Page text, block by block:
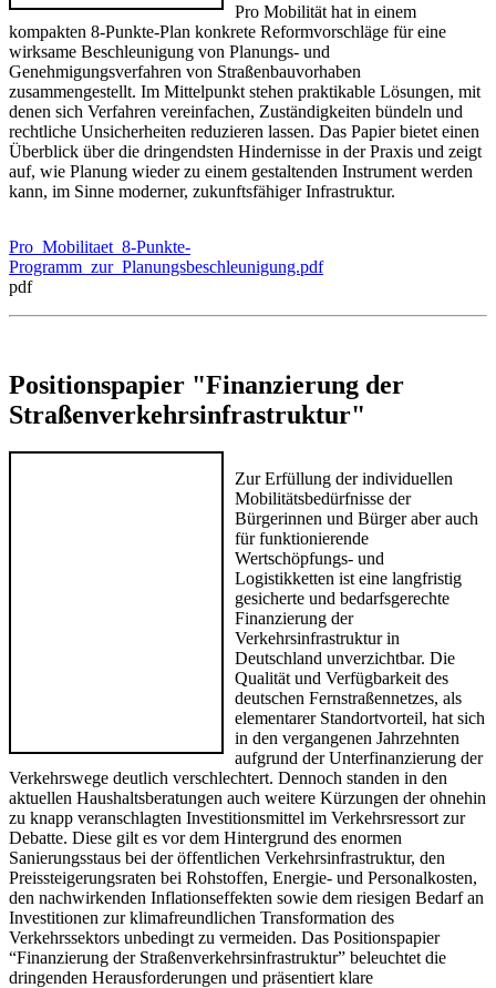
Pro Mobilität hat in einem
kompakten 8-Punkte-Plan konkrete Reformvorschläge für eine
wirksame Beschleunigung von Planungs- und
Genehmigungsverfahren von Straßenbauvorhaben
zusammengestellt. Im Mittelpunkt stehen praktikable Lösungen, mit
denen sich Verfahren vereinfachen, Zuständigkeiten bündeln und
rechtliche Unsicherheiten reduzieren lassen. Das Papier bietet einen
Überblick über die dringendsten Hindernisse in der Praxis und zeigt
auf, wie Planung wieder zu einem gestaltenden Instrument werden
kann, im Sinne moderner, zukunftsfähiger Infrastruktur.
Pro_Mobilitaet_8-Punkte-
Programm_zur_Planungsbeschleunigung.pdf
pdf
Positionspapier "Finanzierung der
Straßenverkehrsinfrastruktur"
Zur Erfüllung der individuellen
Mobilitätsbedürfnisse der
Bürgerinnen und Bürger aber auch
für funktionierende
Wertschöpfungs- und
Logistikketten ist eine langfristig
gesicherte und bedarfsgerechte
Finanzierung der
Verkehrsinfrastruktur in
Deutschland unverzichtbar. Die
Qualität und Verfügbarkeit des
deutschen Fernstraßennetzes, als
elementarer Standortvorteil, hat sich
in den vergangenen Jahrzehnten
aufgrund der Unterfinanzierung der
Verkehrswege deutlich verschlechtert. Dennoch standen in den
aktuellen Haushaltsberatungen auch weitere Kürzungen der ohnehin
zu knapp veranschlagten Investitionsmittel im Verkehrsressort zur
Debatte. Diese gilt es vor dem Hintergrund des enormen
Sanierungsstaus bei der öffentlichen Verkehrsinfrastruktur, den
Preissteigerungsraten bei Rohstoffen, Energie- und Personalkosten,
den nachwirkenden Inflationseffekten sowie dem riesigen Bedarf an
Investitionen zur klimafreundlichen Transformation des
Verkehrssektors unbedingt zu vermeiden. Das Positionspapier
“Finanzierung der Straßenverkehrsinfrastruktur” beleuchtet die
dringenden Herausforderungen und präsentiert klare